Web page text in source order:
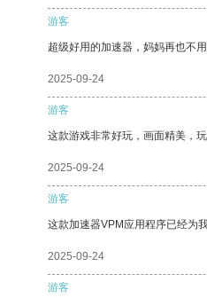
游客
超级好用的加速器，妈妈再也不
2025-09-24
游客
这款游戏非常好玩，画面精美，
2025-09-24
游客
这款加速器VPM应用程序已经为
2025-09-24
游客